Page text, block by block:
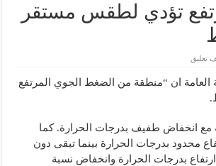
تؤدي لطقس مستقر
تعليق
العامة ان “منطقة من الضغط الجوي المرتفع
انخفاض طفيف بدرجات الحرارة. كما
بدرجات الحرارة بينما تبقى دون
بدرجات الحرارة وانخفاض نسبة